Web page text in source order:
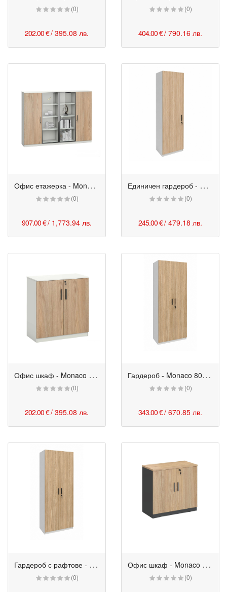
(0)
202.00 €/ 395.08 лв.
(0)
404.00 €/ 790.16 лв.
О
фис етажерка - Monaco 200/40/150h см бряст-бяло
(0)
907.00 €/ 1,773.94 лв.
Е
диничен гардероб - Monaco 55/40/200h см бряст-бял
(0)
245.00 €/ 479.18 лв.
О
фис шкаф - Monaco с 2 отделения 80/40/84h см бряст-бял
(0)
202.00 €/ 395.08 лв.
Г
ардероб - Monaco 80/55/200h см бряст-бял
(0)
343.00 €/ 670.85 лв.
Г
ардероб с рафтове - Monaco 80/55/200h см бряст-бял
(0)
О
фис шкаф - Monaco с 2 отделения 80/40/74h см бряст-черен
(0)